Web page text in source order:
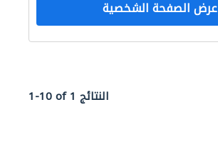
عرض الصفحة الشخصية
1-10 of 1 النتائج